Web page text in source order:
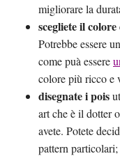
migliorare la
scegliete il colore
Potrebbe essere
come puà essere
colore più ricco e
disegnate i pois
art che è il dotter
avete. Potete
pattern particolari;